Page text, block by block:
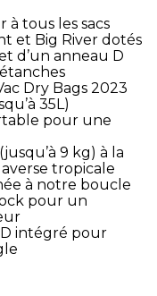
à tous les sacs
et Big River dotés
d’un anneau D
Dry Bags 2023
35L)
pour une
9 kg) à la
tropicale
à notre boucle
pour un
intégré pour